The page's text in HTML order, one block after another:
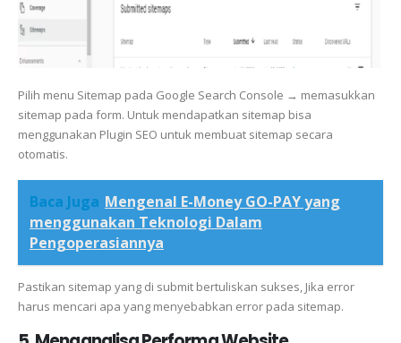
Pilih menu Sitemap pada Google Search Console → memasukkan
sitemap pada form. Untuk mendapatkan sitemap bisa
menggunakan Plugin SEO untuk membuat sitemap secara
otomatis.
Baca Juga Mengenal E-Money GO-PAY yang
menggunakan Teknologi Dalam
Pengoperasiannya
Pastikan sitemap yang di submit bertuliskan sukses, Jika error
harus mencari apa yang menyebabkan error pada sitemap.